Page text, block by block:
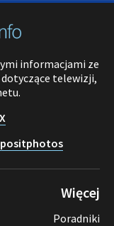
informacjami ze
telewizji,
Więcej
Poradniki